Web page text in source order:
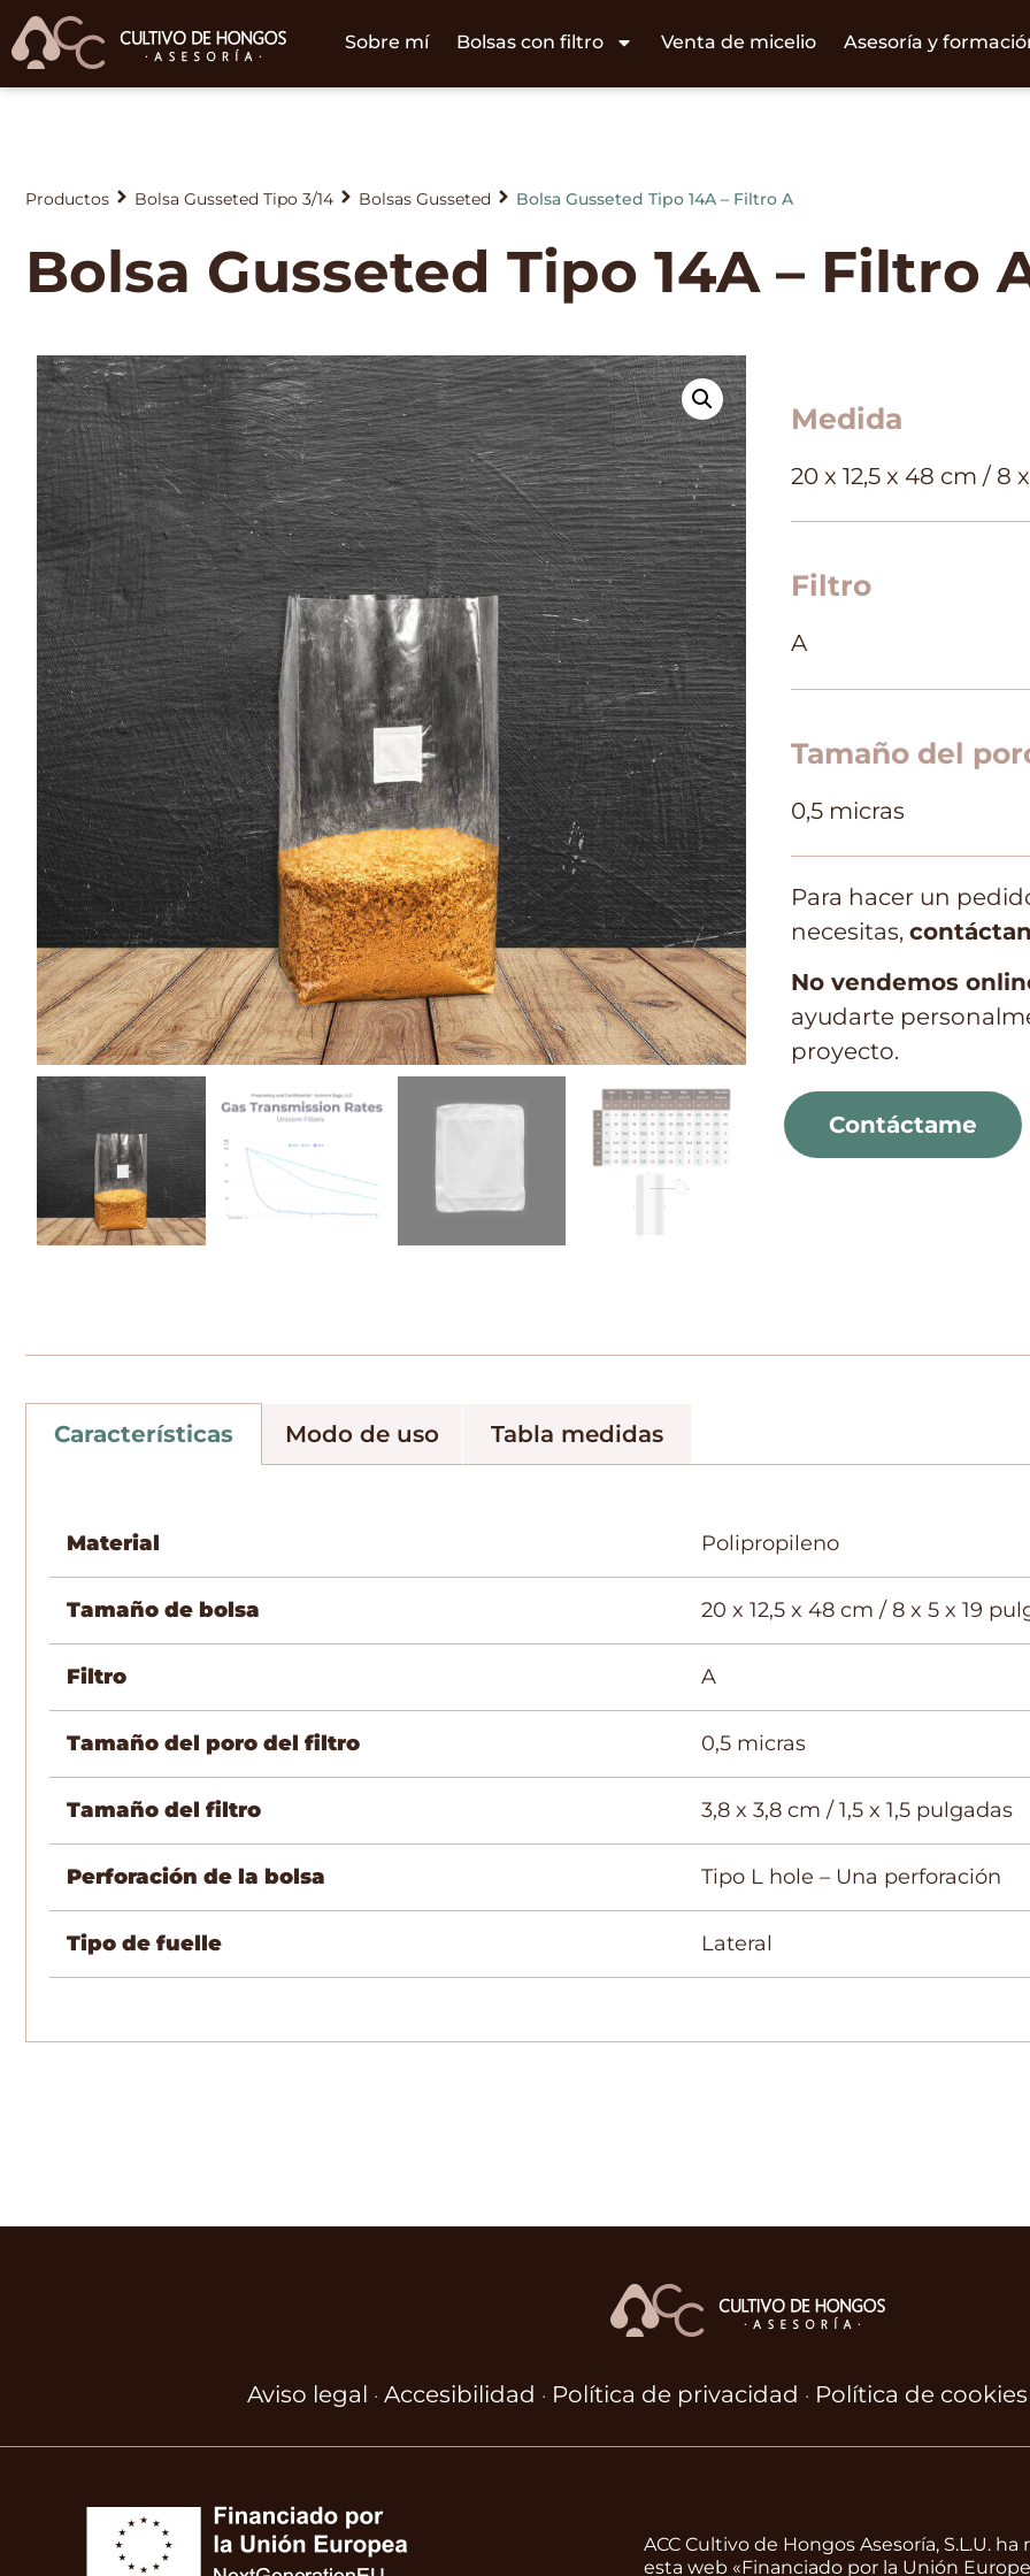
Sobre mí Bolsas con filtro Venta de micelio Asesoría y
Productos Bolsa Gusseted Tipo 3/14 Bolsas Gusseted Bolsa Gusseted Tipo 14A – Filtro A
Bolsa Gusseted Tipo 14A – Filtro
Medida
20 x 12,5 x 48 cm / 8
Filtro
A
Tamaño del
0,5 micras
Para hacer un
necesitas,
No vendemos
ayudarte
proyecto.
Contáctame
Características Modo de uso Tabla medidas
Material Polipropileno
Tamaño de bolsa 20 x 12,5 x 48 cm / 8 x 5 x 19
Filtro A
Tamaño del poro del filtro 0,5 micras
Tamaño del filtro 3,8 x 3,8 cm / 1,5 x 1,5 pulgadas
Perforación de la bolsa Tipo L hole – Una perforación
Tipo de fuelle Lateral
Aviso legal · Accesibilidad · Política de privacidad · Política de cookies
ACC Cultivo de Hongos Asesoría, S.L.U.
esta web «Financiado por la Unión